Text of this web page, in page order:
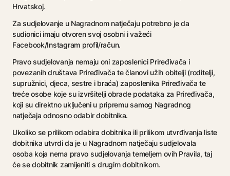
Hrvatskoj.
Za sudjelovanje u Nagradnom natječaju potrebno je da
sudionici imaju otvoren svoj osobni i važeći
Facebook/Instagram profil/račun.
Pravo sudjelovanja nemaju oni zaposlenici Priređivača i
povezanih društava Priređivača te članovi užih obitelji (roditelji,
supružnici, djeca, sestre i braća) zaposlenika Priređivača te
treće osobe koje su izvršitelji obrade podataka za Priređivača,
koji su direktno uključeni u pripremu samog Nagradnog
natječaja odnosno odabir dobitnika.
Ukoliko se prilikom odabira dobitnika ili prilikom utvrđivanja liste
dobitnika utvrdi da je u Nagradnom natječaju sudjelovala
osoba koja nema pravo sudjelovanja temeljem ovih Pravila, taj
će se dobitnik zamijeniti s drugim dobitnikom.